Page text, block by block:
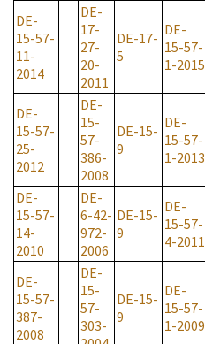
DE-
15-57-
11-
2014
DE-
17-
27-
20-
2011
DE-17-
5
DE-
15-57-
1-2015
DE-
15-57-
25-
2012
DE-
15-
57-
386-
2008
DE-15-
9
DE-
15-57-
1-2013
DE-
15-57-
14-
2010
DE-
6-42-
972-
2006
DE-15-
9
DE-
15-57-
4-2011
DE-
15-57-
387-
2008
DE-
15-
57-
303-
DE-15-
9
DE-
15-57-
1-2009